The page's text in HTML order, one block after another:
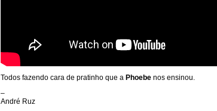
Todos fazendo cara de pratinho que a Phoebe nos ensinou.
–
André Ruz